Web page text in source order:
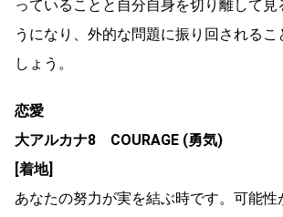
っていることと自分自身を切り離して見
うになり、外的な問題に振り回される
しょう。
恋愛
大アルカナ8 COURAGE (勇気)
[着地]
あなたの努力が実を結ぶ時です。可能性